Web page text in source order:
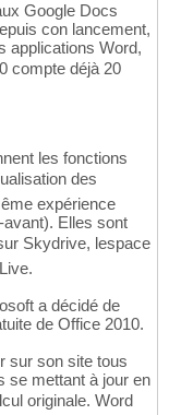
Google Docs
con lancement,
applications Word,
compte déjà 20
les fonctions
des
expérience
Elles sont
Skydrive, lespace
a décidé de
de Office 2010.
sur son site tous
se mettant à jour en
originale. Word